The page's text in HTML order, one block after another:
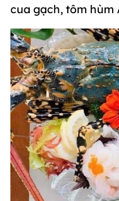
cua gạch, tôm hùm